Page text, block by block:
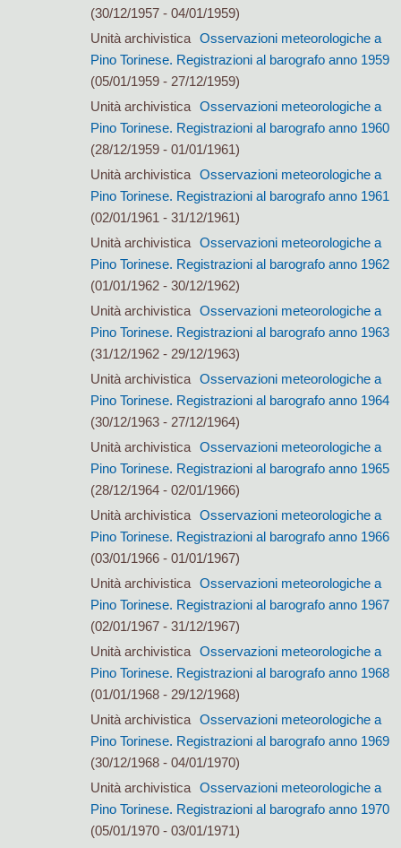
(30/12/1957 - 04/01/1959)
Unità archivistica Osservazioni meteorologiche a
Pino Torinese. Registrazioni al barografo anno 1959
(05/01/1959 - 27/12/1959)
Unità archivistica Osservazioni meteorologiche a
Pino Torinese. Registrazioni al barografo anno 1960
(28/12/1959 - 01/01/1961)
Unità archivistica Osservazioni meteorologiche a
Pino Torinese. Registrazioni al barografo anno 1961
(02/01/1961 - 31/12/1961)
Unità archivistica Osservazioni meteorologiche a
Pino Torinese. Registrazioni al barografo anno 1962
(01/01/1962 - 30/12/1962)
Unità archivistica Osservazioni meteorologiche a
Pino Torinese. Registrazioni al barografo anno 1963
(31/12/1962 - 29/12/1963)
Unità archivistica Osservazioni meteorologiche a
Pino Torinese. Registrazioni al barografo anno 1964
(30/12/1963 - 27/12/1964)
Unità archivistica Osservazioni meteorologiche a
Pino Torinese. Registrazioni al barografo anno 1965
(28/12/1964 - 02/01/1966)
Unità archivistica Osservazioni meteorologiche a
Pino Torinese. Registrazioni al barografo anno 1966
(03/01/1966 - 01/01/1967)
Unità archivistica Osservazioni meteorologiche a
Pino Torinese. Registrazioni al barografo anno 1967
(02/01/1967 - 31/12/1967)
Unità archivistica Osservazioni meteorologiche a
Pino Torinese. Registrazioni al barografo anno 1968
(01/01/1968 - 29/12/1968)
Unità archivistica Osservazioni meteorologiche a
Pino Torinese. Registrazioni al barografo anno 1969
(30/12/1968 - 04/01/1970)
Unità archivistica Osservazioni meteorologiche a
Pino Torinese. Registrazioni al barografo anno 1970
(05/01/1970 - 03/01/1971)